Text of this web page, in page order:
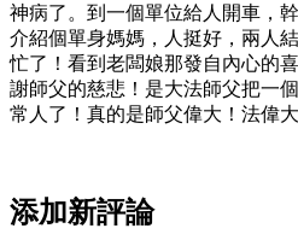
神病了。到一個單位給人開車，
介紹個單身媽媽，人挺好，兩人
忙了！看到老闆娘那發自內心的
謝師父的慈悲！是大法師父把一
常人了！真的是師父偉大！法偉大
添加新評論